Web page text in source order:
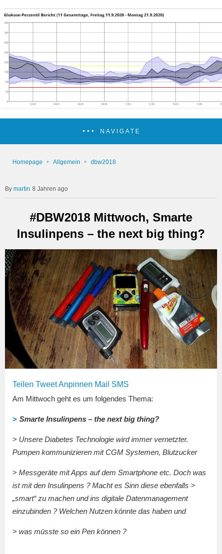
NAVIGATE
Homepage Allgemein dbw2018
martin 8 Jahren ago
#DBW2018 Mittwoch, Smarte
Insulinpens – the next big thing?
Teilen TweetAnpinnen Mail SMS
Am Mittwoch geht es um folgendes Thema:
> Smarte Insulinpens – the next big thing?
> Unsere Diabetes Technologie wird immer vernetzter.
Pumpen kommunizieren mit CGM Systemen, Blutzucker
> Messgeräte mit Apps auf dem Smartphone etc. Doch was
ist mit den Insulinpens ? Macht es Sinn diese ebenfalls >
„smart“ zu machen und ins digitale Datenmanagement
einzubinden ? Welchen Nutzen könnte das haben und
> was müsste so ein Pen können ?